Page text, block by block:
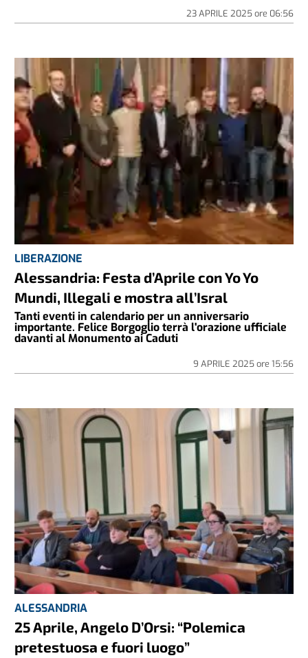
23 APRILE 2025ore 06:56
LIBERAZIONE
Alessandria: Festa d’Aprile con Yo Yo
Mundi, Illegali e mostra all’Isral
Tanti eventi in calendario per un anniversario
importante. Felice Borgoglio terrà l'orazione ufficiale
davanti al Monumento ai Caduti
9 APRILE 2025ore 15:56
ALESSANDRIA
25 Aprile, Angelo D’Orsi: “Polemica
pretestuosa e fuori luogo”